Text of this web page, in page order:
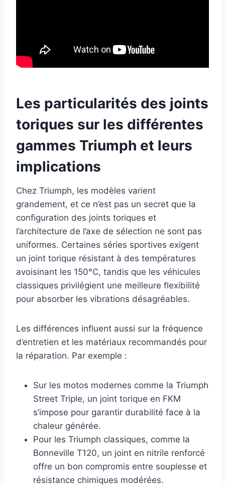
Les particularités des joints
toriques sur les différentes
gammes Triumph et leurs
implications
Chez Triumph, les modèles varient
grandement, et ce n’est pas un secret que la
configuration des joints toriques et
l’architecture de l’axe de sélection ne sont pas
uniformes. Certaines séries sportives exigent
un joint torique résistant à des températures
avoisinant les 150°C, tandis que les véhicules
classiques privilégient une meilleure flexibilité
pour absorber les vibrations désagréables.
Les différences influent aussi sur la fréquence
d’entretien et les matériaux recommandés pour
la réparation. Par exemple :
Sur les motos modernes comme la Triumph
Street Triple, un joint torique en FKM
s’impose pour garantir durabilité face à la
chaleur générée.
Pour les Triumph classiques, comme la
Bonneville T120, un joint en nitrile renforcé
offre un bon compromis entre souplesse et
résistance chimiques modérées.